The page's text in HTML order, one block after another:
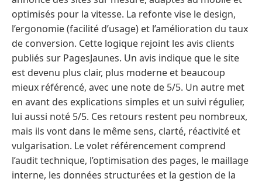
optimisés pour la vitesse. La refonte vise le design,
l’ergonomie (facilité d’usage) et l’amélioration du taux
de conversion. Cette logique rejoint les avis clients
publiés sur PagesJaunes. Un avis indique que le site
est devenu plus clair, plus moderne et beaucoup
mieux référencé, avec une note de 5/5. Un autre met
en avant des explications simples et un suivi régulier,
lui aussi noté 5/5. Ces retours restent peu nombreux,
mais ils vont dans le même sens, clarté, réactivité et
vulgarisation. Le volet référencement comprend
l’audit technique, l’optimisation des pages, le maillage
interne, les données structurées et la gestion de la